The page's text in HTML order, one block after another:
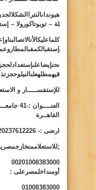
لة – تويوتاكورولا –
للإستفســـــار و
العنــــوان :-41
القاهــرة
ارضى :- 0020237612226 فاكس :- 0020237612226
:
00201008383000
أومنداخلمصرعلى :
01008383000